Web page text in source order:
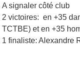
A signaler côté club
2 victoires: en +35
TCTBE) et en +35
1 finaliste: Alexandre